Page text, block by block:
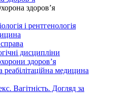
здоров’я
і рентгенологія
дисципліни
здоров’я
реабілітаційна медицина
Вагітність. Догляд за